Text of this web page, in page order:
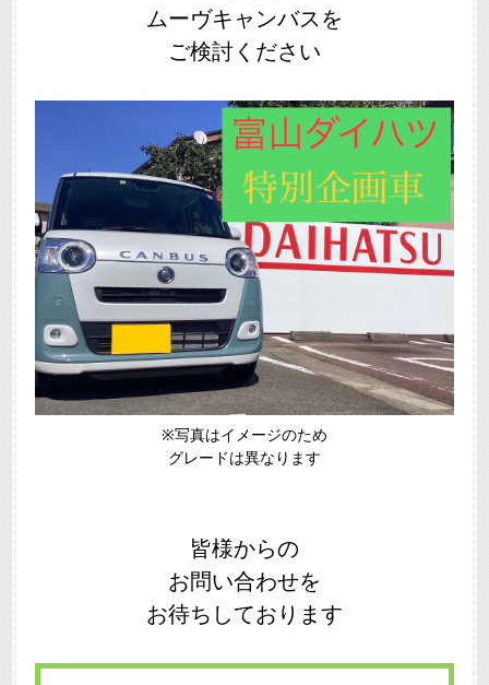
ムーヴキャンバスを
ご検討ください
※写真はイメージのため
グレードは異なります
皆様からの
お問い合わせを
お待ちしております